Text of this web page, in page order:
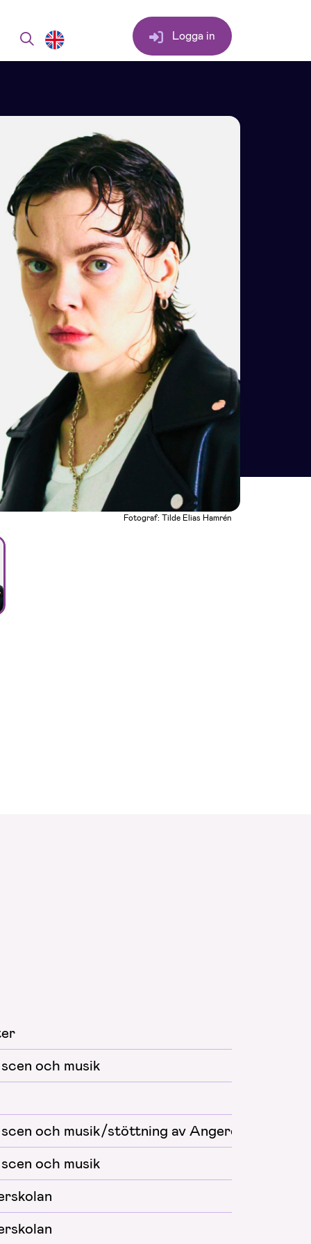
Logga in
Fotograf: Tilde Elias Hamrén
och musik
och musik/stöttning av Angereds teater
och musik